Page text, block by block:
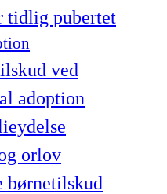
tidlig pubertet
ved
adoption
orlov
børnetilskud